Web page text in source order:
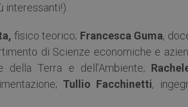
interessanti!).
fisico teorico; Francesca Guma,
di Scienze economiche e
Terra e dell’Ambiente;
Tullio Facchinetti,